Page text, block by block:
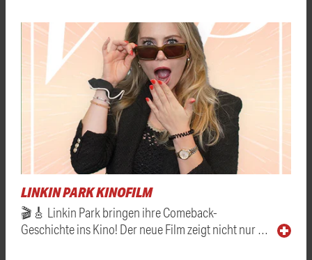
LINKIN PARK KINOFILM
🎬🎸 Linkin Park bringen ihre Comeback-
Geschichte ins Kino! Der neue Film zeigt nicht nur …